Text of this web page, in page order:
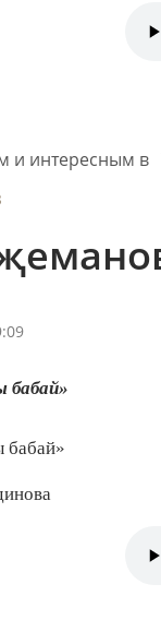
и интересным в
бабай»